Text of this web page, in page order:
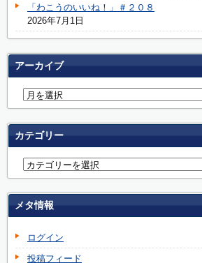
「わこうのいいね！」＃２０８
2026年7月1日
アーカイブ
カテゴリー
メタ情報
ログイン
投稿フィード